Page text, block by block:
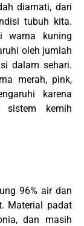
diamati, dari
tubuh kita.
warna kuning
oleh jumlah
dalam sehari.
merah, pink,
karena
sistem kemih
96% air dan
Material padat
dan masih